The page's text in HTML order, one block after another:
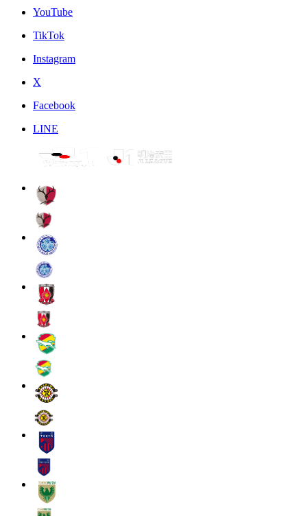
YouTube
TikTok
Instagram
X
Facebook
LINE